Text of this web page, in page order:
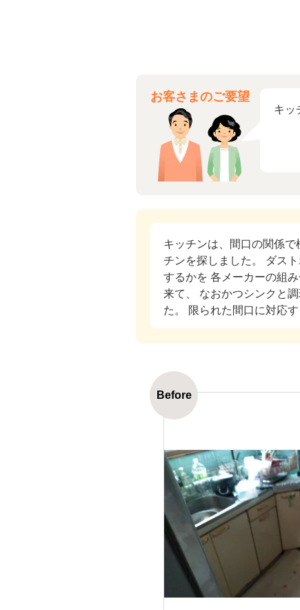
お客さまのご要望
キッ
キッチンは、間口の関係
チンを探しました。 ダス
するかを 各メーカーの組
来て、 なおかつシンクと
た。 限られた間口に対応
Before